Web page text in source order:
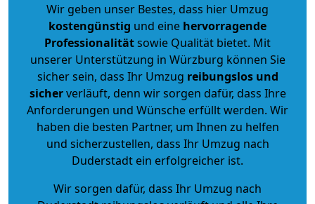
Wir geben unser Bestes, dass hier Umzug
kostengünstig und eine hervorragende
Professionalitätsowie Qualität bietet. Mit
unserer Unterstützung in Würzburg können Sie
sicher sein, dass Ihr Umzug reibungslos und
sicherverläuft, denn wir sorgen dafür, dass Ihre
Anforderungen und Wünsche erfüllt werden. Wir
haben die besten Partner, um Ihnen zu helfen
und sicherzustellen, dass Ihr Umzug nach
Duderstadt ein erfolgreicher ist.
Wir sorgen dafür, dass Ihr Umzug nach